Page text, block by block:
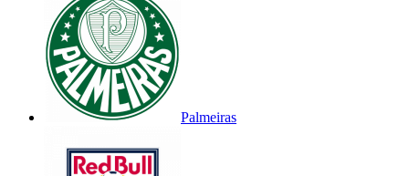
Palmeiras